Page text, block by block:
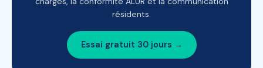
résidents.
Essai gratuit 30 jours →